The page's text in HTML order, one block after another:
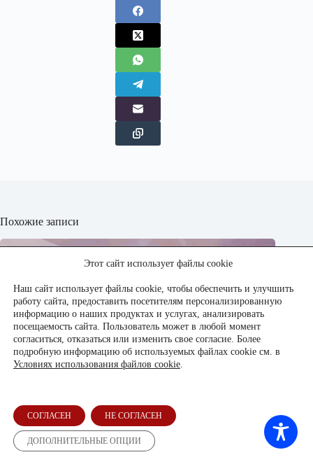
Похожие записи
Этот сайт использует файлы cookie
Наш сайт использует файлы cookie, чтобы обеспечить и улучшить
работу сайта, предоставить посетителям персонализированную
информацию о наших продуктах и услугах, анализировать
посещаемость сайта. Пользователь может в любой момент
согласиться, отказаться или изменить свое согласие. Более
подробную информацию об используемых файлах cookie см. в
Условиях использования файлов cookie.
СОГЛАСЕН НЕ СОГЛАСЕН
ДОПОЛНИТЕЛЬНЫЕ ОПЦИИ